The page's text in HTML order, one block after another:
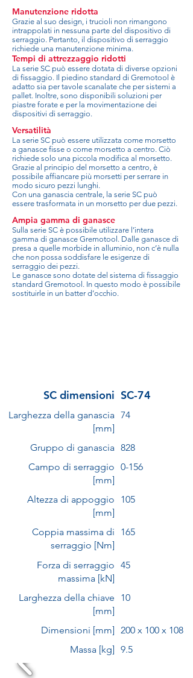
Manutenzione ridotta
Grazie al suo design, i trucioli non rimangono
intrappolati in nessuna parte del dispositivo di
serraggio. Pertanto, il dispositivo di serraggio
richiede una manutenzione minima.
Tempi di attrezzaggio ridotti
La serie SC può essere dotata di diverse opzioni
di fissaggio. Il piedino standard di Gremotool è
adatto sia per tavole scanalate che per sistemi a
pallet. Inoltre, sono disponibili soluzioni per
piastre forate e per la movimentazione dei
dispositivi di serraggio.
Versatilità
La serie SC può essere utilizzata come morsetto
a ganasce fisse o come morsetto a centro. Ciò
richiede solo una piccola modifica al morsetto.
Grazie al principio del morsetto a centro, è
possibile affiancare più morsetti per serrare in
modo sicuro pezzi lunghi.
Con una ganascia centrale, la serie SC può
essere trasformata in un morsetto per due pezzi.
Ampia gamma di ganasce
Sulla serie SC è possibile utilizzare l’intera
gamma di ganasce Gremotool. Dalle ganasce di
presa a quelle morbide in alluminio, non c’è nulla
che non possa soddisfare le esigenze di
serraggio dei pezzi.
Le ganasce sono dotate del sistema di fissaggio
standard Gremotool. In questo modo è possibile
sostituirle in un batter d’occhio.
SC dimensioni SC-74
Larghezza della ganascia
[mm]
74
Gruppo di ganascia 828
Campo di serraggio
[mm]
0-156
Altezza di appoggio
[mm]
105
Coppia massima di
serraggio [Nm]
165
Forza di serraggio
massima [kN]
45
Larghezza della chiave
[mm]
10
Dimensioni [mm] 200 x 100 x 108
Massa [kg] 9.5